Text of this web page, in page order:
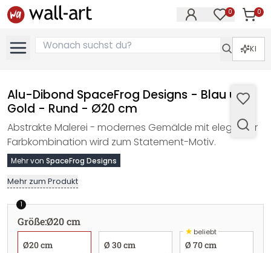
0 0
KI
Alu-Dibond SpaceFrog Designs - Blau und
Gold - Rund - Ø20 cm
Abstrakte Malerei - modernes Gemälde mit eleganter
Farbkombination wird zum Statement-Motiv.
Mehr von SpaceFrog Designs
Mehr zum Produkt
1
Größe:Ø20 cm
Ø20 cm Ø 30 cm
★beliebt
Ø 70 cm